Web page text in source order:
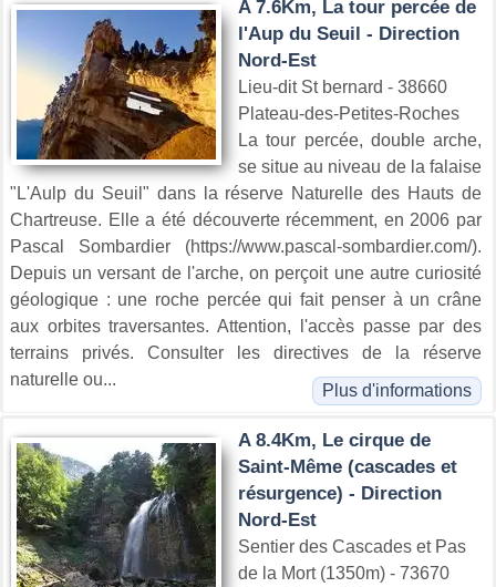
A 7.6Km, La tour percée de
l'Aup du Seuil - Direction
Nord-Est
Lieu-dit St bernard - 38660
Plateau-des-Petites-Roches
La tour percée, double arche,
se situe au niveau de la falaise
"L'Aulp du Seuil" dans la réserve Naturelle des Hauts de
Chartreuse. Elle a été découverte récemment, en 2006 par
Pascal Sombardier (https://www.pascal-sombardier.com/).
Depuis un versant de l'arche, on perçoit une autre curiosité
géologique : une roche percée qui fait penser à un crâne
aux orbites traversantes. Attention, l'accès passe par des
terrains privés. Consulter les directives de la réserve
naturelle ou...
Plus d'informations
A 8.4Km, Le cirque de
Saint-Même (cascades et
résurgence) - Direction
Nord-Est
Sentier des Cascades et Pas
de la Mort (1350m) - 73670